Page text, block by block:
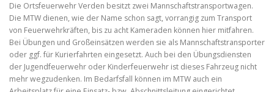
ORTSFEUERWEHREN
KINDER-/JUGENDFEUERWEHR AUSRÜSTUNG
Die Ortsfeuerwehr Verden besitzt zwei Mannschaftstransportwagen.
Die MTW dienen, wie der Name schon sagt, vorrangig zum Transport
von Feuerwehrkräften, bis zu acht Kameraden können hier mitfahren.
Bei Übungen und Großeinsätzen werden sie als Mannschaftstransporter
oder ggf. für Kurierfahrten eingesetzt. Auch bei den Übungsdiensten
der Jugendfeuerwehr oder Kinderfeuerwehr ist dieses Fahrzeug nicht
mehr wegzudenken. Im Bedarfsfall können im MTW auch ein